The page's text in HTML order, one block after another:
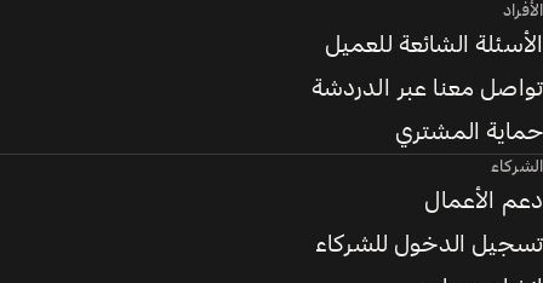
الأفراد
الأسئلة الشائعة للعميل
تواصل معنا عبر الدردشة
حماية المشتري
الشركاء
دعم الأعمال
تسجيل الدخول للشركاء